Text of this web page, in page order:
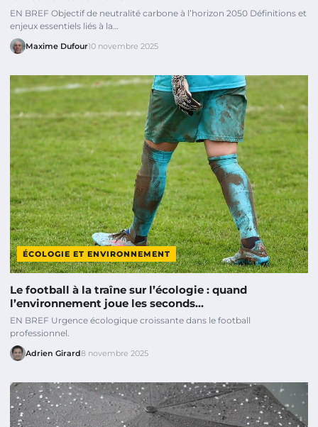
EN BREF Objectif de neutralité carbone à l’horizon 2050 Définitions et
enjeux essentiels liés à la…
Maxime Dufour10 novembre 2025
ÉCOLOGIE ET ENVIRONNEMENT
Le football à la traîne sur l’écologie : quand
l’environnement joue les seconds…
EN BREF Urgence écologique croissante dans le football
professionnel.
Adrien Girard8 novembre 2025